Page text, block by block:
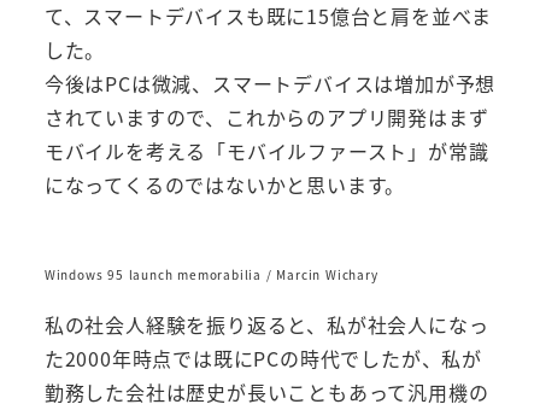
て、スマートデバイスも既に15億台と肩を並べま
した。
今後はPCは微減、スマートデバイスは増加が予想
されていますので、これからのアプリ開発はまず
モバイルを考える「モバイルファースト」が常識
になってくるのではないかと思います。
Windows 95 launch memorabilia / Marcin Wichary
私の社会人経験を振り返ると、私が社会人になっ
た2000年時点では既にPCの時代でしたが、私が
勤務した会社は歴史が長いこともあって汎用機の